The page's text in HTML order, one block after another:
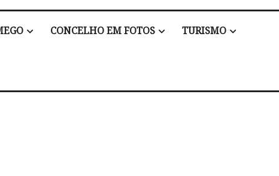
CONCELHO EM FOTOS TURISMO